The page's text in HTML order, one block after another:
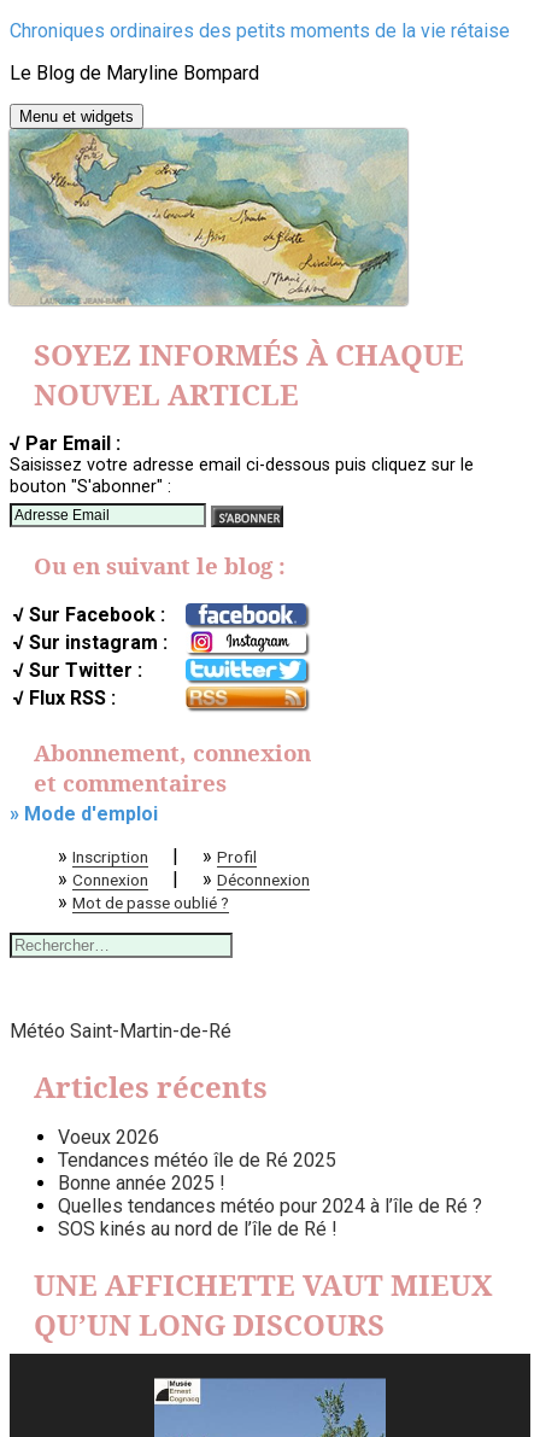
Aller
contenu
Chroniques ordinaires des petits moments de la vie rétaise
Le Blog de Maryline Bompard
Menu et widgets
SOYEZ INFORMÉS À CHAQUE
NOUVEL ARTICLE
√ Par Email :
Saisissez votre adresse email ci-dessous puis cliquez sur le
bouton "S'abonner" :
Ou en suivant le blog :
√ Sur Facebook :
√ Sur instagram :
√ Sur Twitter :
√ Flux RSS :
Abonnement, connexion
et commentaires
» Mode d'emploi
» Inscription | » Profil
» Connexion | » Déconnexion
» Mot de passe oublié ?
Rechercher :
Météo Saint-Martin-de-Ré
Articles récents
Voeux 2026
Tendances météo île de Ré 2025
Bonne année 2025 !
Quelles tendances météo pour 2024 à l’île de Ré ?
SOS kinés au nord de l’île de Ré !
UNE AFFICHETTE VAUT MIEUX
QU’UN LONG DISCOURS